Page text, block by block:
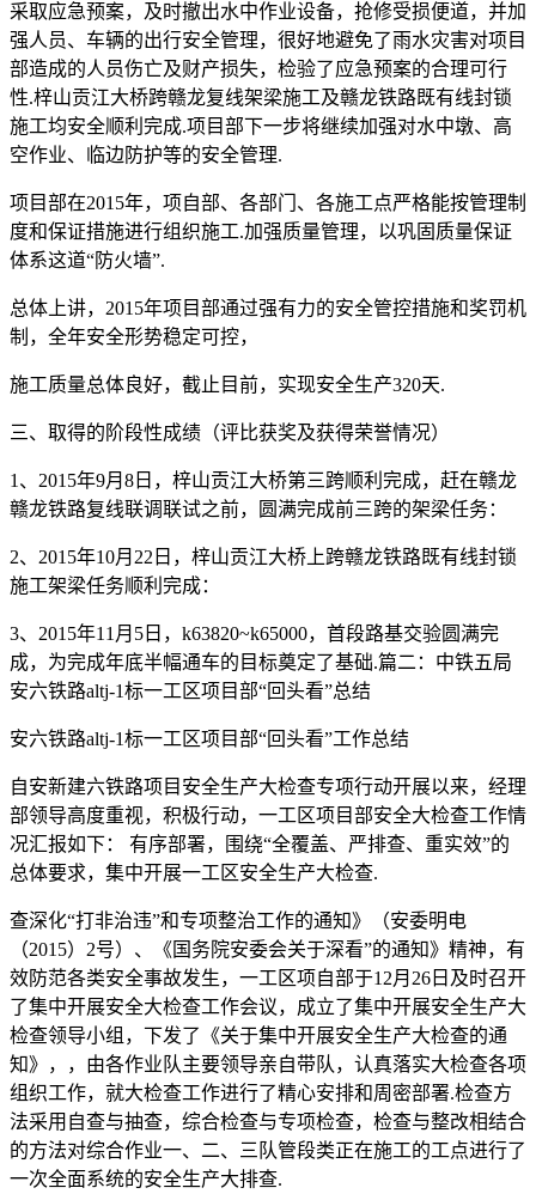
采取应急预案，及时撤出水中作业设备，抢修受损便道，并加
强人员、车辆的出行安全管理，很好地避免了雨水灾害对项目
部造成的人员伤亡及财产损失，检验了应急预案的合理可行
性.梓山贡江大桥跨赣龙复线架梁施工及赣龙铁路既有线封锁
施工均安全顺利完成.项目部下一步将继续加强对水中墩、高
空作业、临边防护等的安全管理.
项目部在2015年，项自部、各部门、各施工点严格能按管理制
度和保证措施进行组织施工.加强质量管理，以巩固质量保证
体系这道“防火墙”.
总体上讲，2015年项目部通过强有力的安全管控措施和奖罚机
制，全年安全形势稳定可控，
施工质量总体良好，截止目前，实现安全生产320天.
三、取得的阶段性成绩（评比获奖及获得荣誉情况）
1、2015年9月8日，梓山贡江大桥第三跨顺利完成，赶在赣龙
赣龙铁路复线联调联试之前，圆满完成前三跨的架梁任务：
2、2015年10月22日，梓山贡江大桥上跨赣龙铁路既有线封锁
施工架梁任务顺利完成：
3、2015年11月5日，k63820~k65000，首段路基交验圆满完
成，为完成年底半幅通车的目标奠定了基础.篇二：中铁五局
安六铁路altj-1标一工区项目部“回头看”总结
安六铁路altj-1标一工区项目部“回头看”工作总结
自安新建六铁路项目安全生产大检查专项行动开展以来，经理
部领导高度重视，积极行动，一工区项目部安全大检查工作情
况汇报如下： 有序部署，围绕“全覆盖、严排查、重实效”的
总体要求，集中开展一工区安全生产大检查.
查深化“打非治违”和专项整治工作的通知》（安委明电
（2015）2号）、《国务院安委会关于深看”的通知》精神，有
效防范各类安全事故发生，一工区项自部于12月26日及时召开
了集中开展安全大检查工作会议，成立了集中开展安全生产大
检查领导小组，下发了《关于集中开展安全生产大检查的通
知》，，由各作业队主要领导亲自带队，认真落实大检查各项
组织工作，就大检查工作进行了精心安排和周密部署.检查方
法采用自查与抽查，综合检查与专项检查，检查与整改相结合
的方法对综合作业一、二、三队管段类正在施工的工点进行了
一次全面系统的安全生产大排查.